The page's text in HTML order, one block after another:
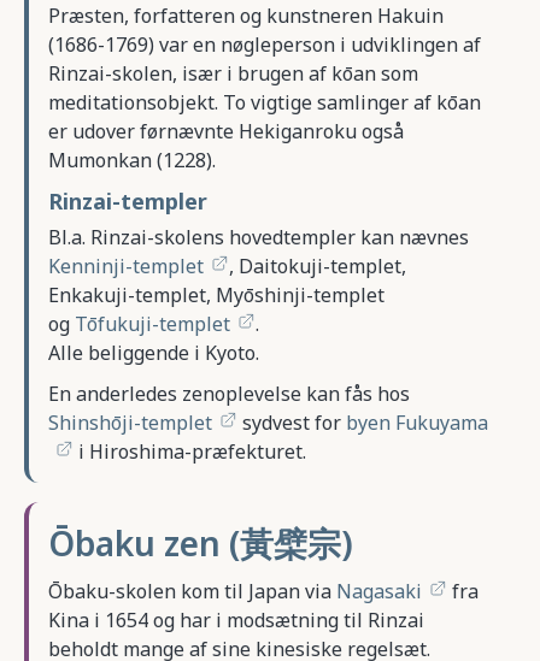
Præsten, forfatteren og kunstneren Hakuin
(1686-1769) var en nøgleperson i udviklingen af
Rinzai-skolen, især i brugen af kōan som
meditationsobjekt. To vigtige samlinger af kōan
er udover førnævnte Hekiganroku også
Mumonkan (1228).
Rinzai-templer
Bl.a. Rinzai-skolens hovedtempler kan nævnes
Kenninji-templet
, Daitokuji-templet,
Enkakuji-templet, Myōshinji-templet
og Tōfukuji-templet
.
Alle beliggende i Kyoto.
En anderledes zenoplevelse kan fås hos
Shinshōji-templet
sydvest for byen Fukuyama
i Hiroshima-præfekturet.
Ōbaku zen (黃檗宗)
Ōbaku-skolen kom til Japan via Nagasaki
fra
Kina i 1654 og har i modsætning til Rinzai
beholdt mange af sine kinesiske regelsæt.